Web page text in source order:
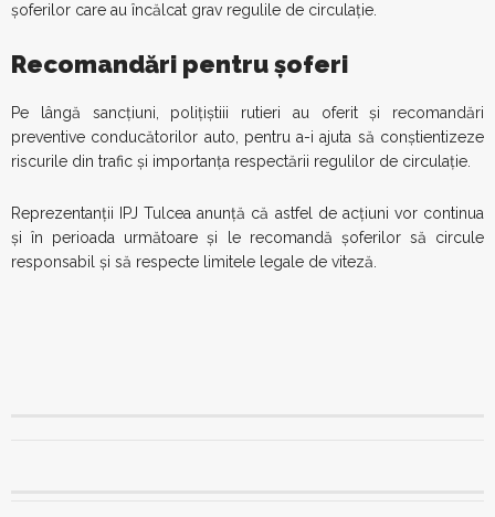
șoferilor care au încălcat grav regulile de circulație.
Recomandări pentru șoferi
Pe lângă sancțiuni, polițiștiii rutieri au oferit și recomandări
preventive conducătorilor auto, pentru a-i ajuta să conștientizeze
riscurile din trafic și importanța respectării regulilor de circulație.
Reprezentanții IPJ Tulcea anunță că astfel de acțiuni vor continua
și în perioada următoare și le recomandă șoferilor să circule
responsabil și să respecte limitele legale de viteză.